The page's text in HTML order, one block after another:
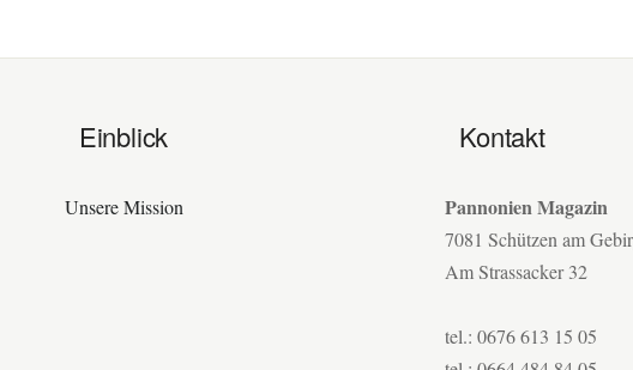
Einblick
Unsere Mission
Kontakt
Pannonien Magazin
7081 Schützen am
Am Strassacker 32
tel.: 0676 613 15 05